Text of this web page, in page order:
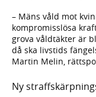
– Mäns våld mot
kompromisslösa
grova våldtäkter är
då ska livstids
Martin Melin,
Ny